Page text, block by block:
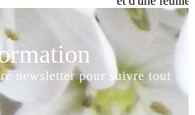
newsletter pour suivre tout